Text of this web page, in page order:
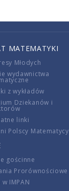
MATEMATYKI
Młodych
wydawnictwa
z wykładów
Dziekanów i
linki
Polscy Matematycy
gościnne
Prorównościowe
IMPAN